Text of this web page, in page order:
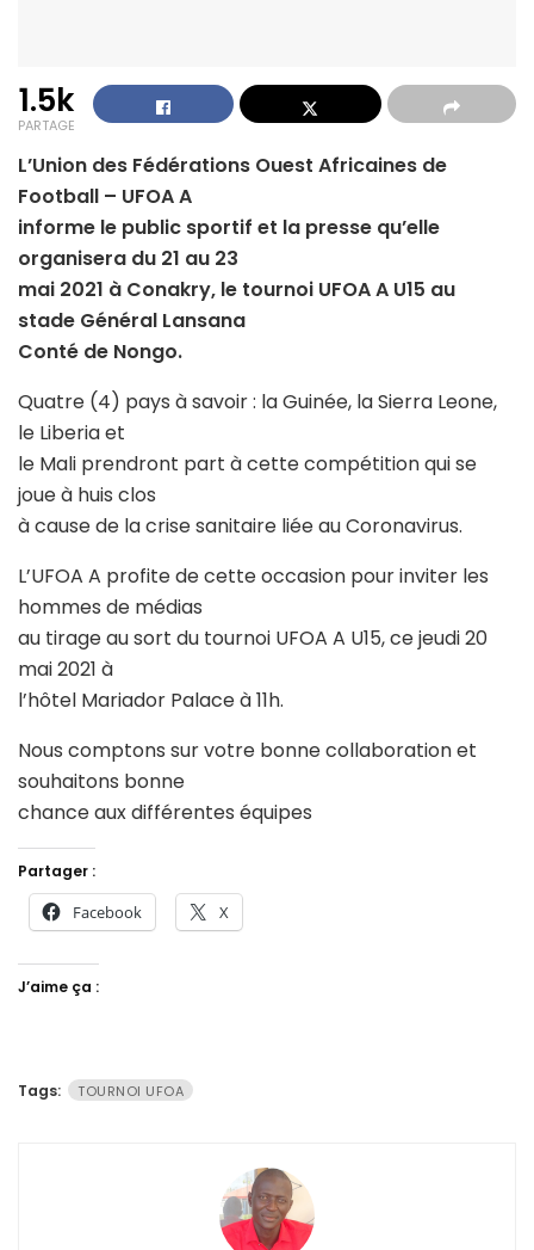
1.5k
PARTAGE
L’Union des Fédérations Ouest Africaines de
Football – UFOA A
informe le public sportif et la presse qu’elle
organisera du 21 au 23
mai 2021 à Conakry, le tournoi UFOA A U15 au
stade Général Lansana
Conté de Nongo.
Quatre (4) pays à savoir : la Guinée, la Sierra Leone,
le Liberia et
le Mali prendront part à cette compétition qui se
joue à huis clos
à cause de la crise sanitaire liée au Coronavirus.
L’UFOA A profite de cette occasion pour inviter les
hommes de médias
au tirage au sort du tournoi UFOA A U15, ce jeudi 20
mai 2021 à
l’hôtel Mariador Palace à 11h.
Nous comptons sur votre bonne collaboration et
souhaitons bonne
chance aux différentes équipes
Partager :
Facebook X
J’aime ça :
Tags: TOURNOI UFOA